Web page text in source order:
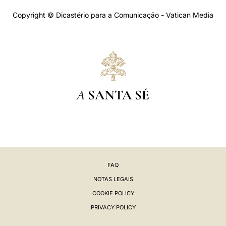
Copyright © Dicastério para a Comunicação - Vatican Media
A SANTA SÉ
FAQ
NOTAS LEGAIS
COOKIE POLICY
PRIVACY POLICY